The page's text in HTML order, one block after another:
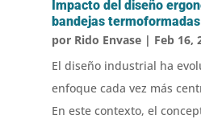
Impacto del diseño
bandejas termoformadas
por Rido Envase| Feb 16,
El diseño industrial ha
enfoque cada vez más
En este contexto, el